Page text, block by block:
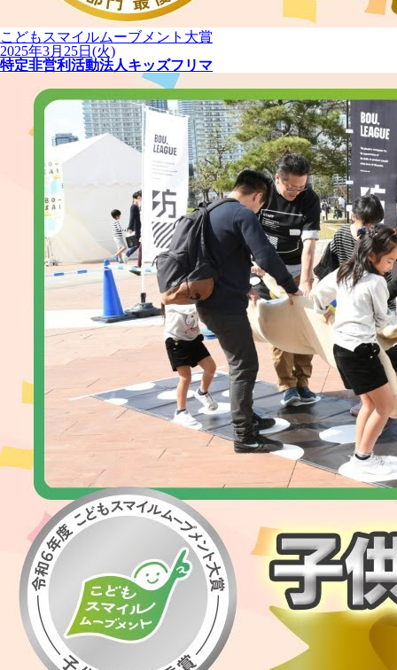
こどもスマイルムーブメント大賞
2025年3月25日(火)
特定非営利活動法人キッズフリマ